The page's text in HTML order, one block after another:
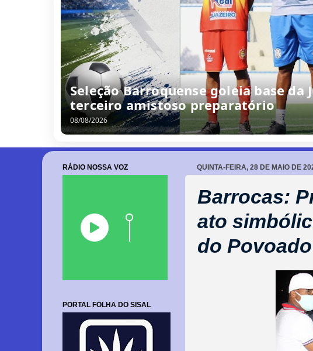
Seleção Barroquense goleia base da
terceiro amistoso preparatório
08/08/2026
QUINTA-FEIRA, 28 DE MAIO DE
Barrocas:
ato
do
RÁDIO NOSSA VOZ
PORTAL FOLHA DO SISAL